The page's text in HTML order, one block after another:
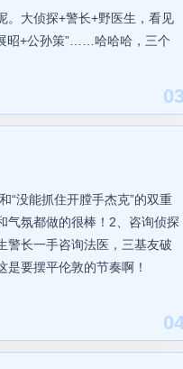
。大侦探+警长+野医生，看见
昭+公孙策”……哈哈哈，三个
“没能抓住开膛手杰克”的双重
气氛都做的很棒！2、咨询侦探
警长一手咨询法医，三基友破
是要摆平伦敦的节奏啊！